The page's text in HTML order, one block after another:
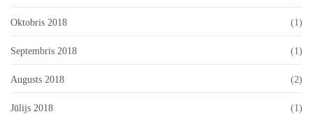
Oktobris 2018 (1)
Septembris 2018 (1)
Augusts 2018 (2)
Jūlijs 2018 (1)